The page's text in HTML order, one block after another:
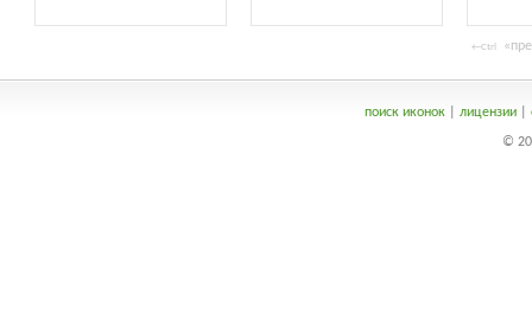
←Ctrl
поиск иконок| лицензии|
©